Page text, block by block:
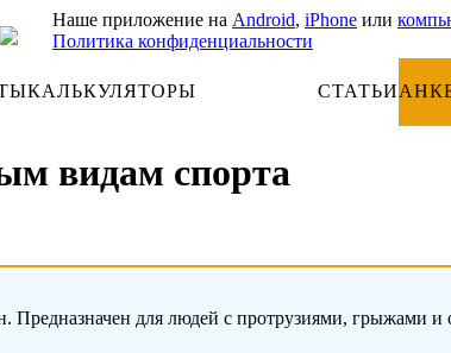
Наше приложение на Android, iPhone или
Политика конфиденциальности
КАЛЬКУЛЯТОРЫ СТАТЬИ
видам спорта
Предназначен для людей с протрузиями, грыжами и